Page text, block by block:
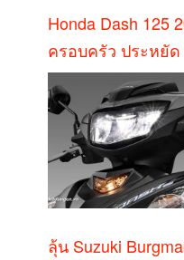
Honda Dash 125
ครอบครัว ประหยั
บาท
ลุ้น Suzuki